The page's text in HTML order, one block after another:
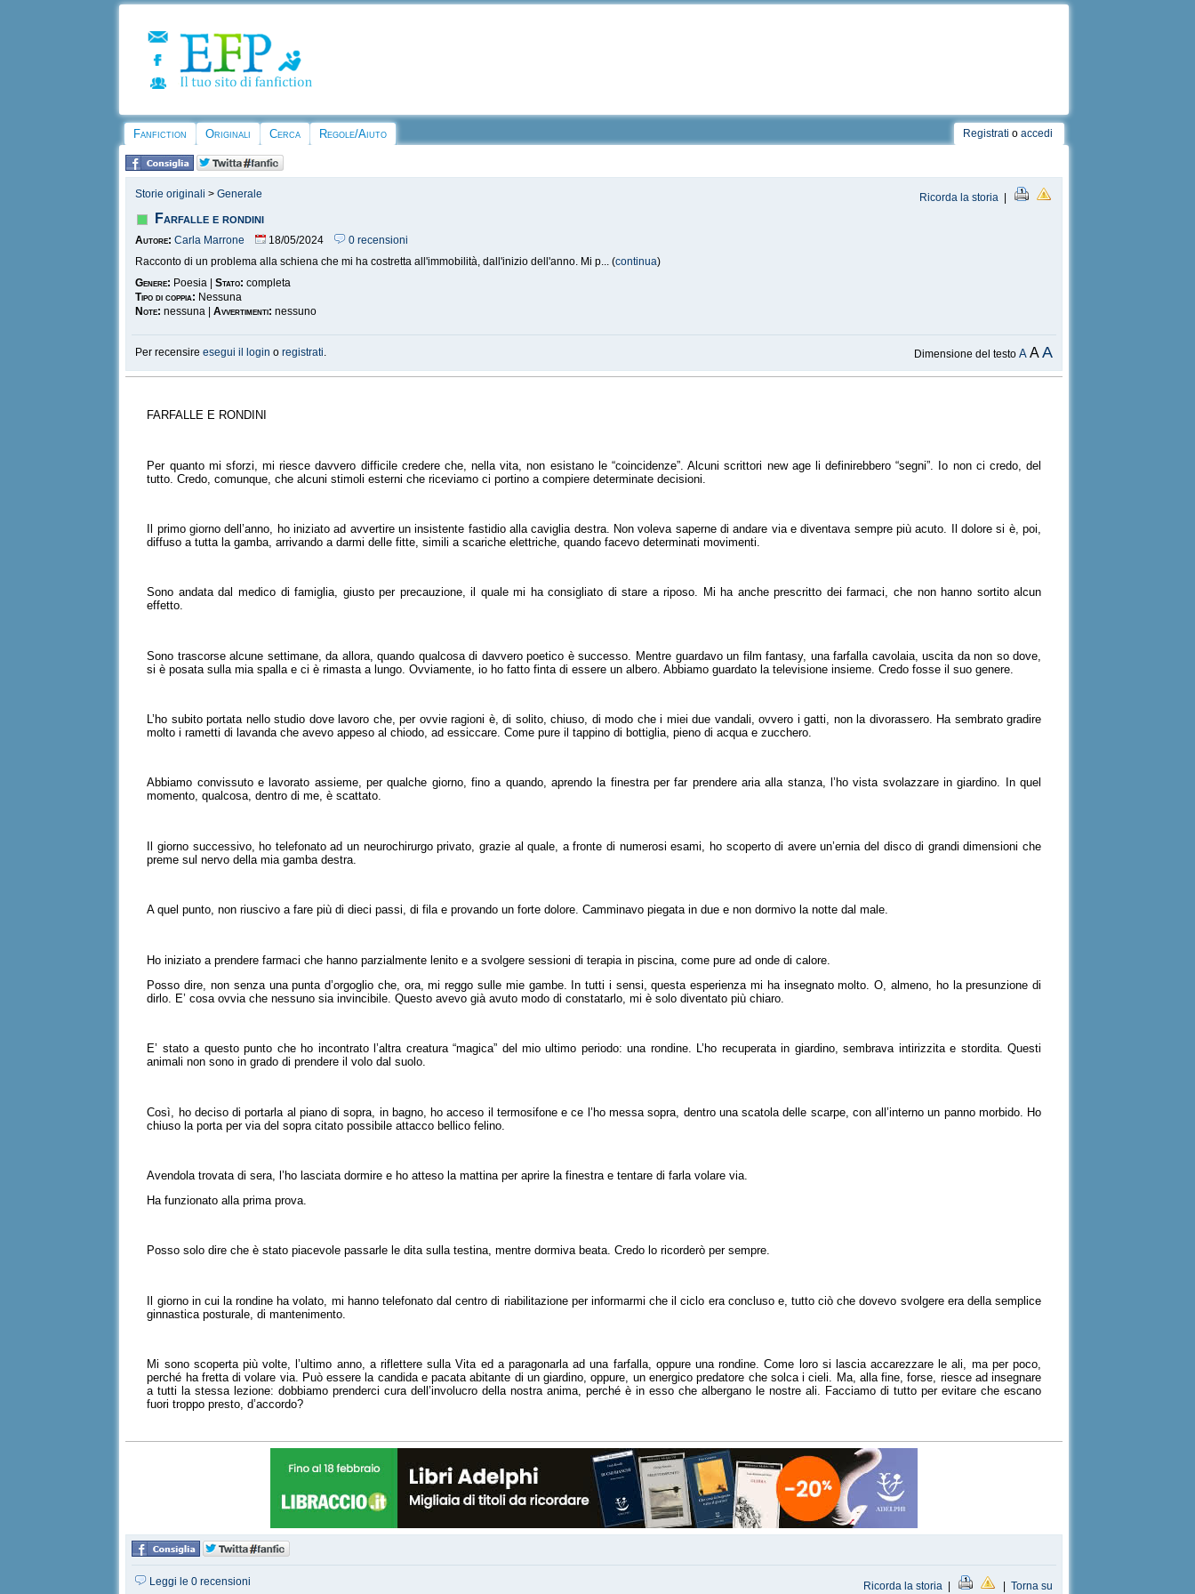
Fanfiction Originali Cerca Regole/Aiuto Registrati o accedi
Storie originali >Generale Ricorda la storia |
Farfalle e rondini
Autore: Carla Marrone 18/05/2024
0 recensioni
Racconto di un problema alla schiena che mi ha costretta all'immobilità, dall'inizio dell'anno. Mi p... (continua)
Genere: Poesia |Stato: completa
Tipo di coppia: Nessuna
Note: nessuna |Avvertimenti: nessuno
Per recensireesegui il login oregistrati. Dimensione del testoA AA
FARFALLE E RONDINI
Per quanto mi sforzi, mi riesce davvero difficile credere che, nella vita, non esistano le “coincidenze”. Alcuni scrittori new age li definirebbero “segni”. Io non ci credo, del
tutto. Credo, comunque, che alcuni stimoli esterni che riceviamo ci portino a compiere determinate decisioni.
Il primo giorno dell’anno, ho iniziato ad avvertire un insistente fastidio alla caviglia destra. Non voleva saperne di andare via e diventava sempre più acuto. Il dolore si è, poi,
diffuso a tutta la gamba, arrivando a darmi delle fitte, simili a scariche elettriche, quando facevo determinati movimenti.
Sono andata dal medico di famiglia, giusto per precauzione, il quale mi ha consigliato di stare a riposo. Mi ha anche prescritto dei farmaci, che non hanno sortito alcun
effetto.
Sono trascorse alcune settimane, da allora, quando qualcosa di davvero poetico è successo. Mentre guardavo un film fantasy, una farfalla cavolaia, uscita da non so dove,
si è posata sulla mia spalla e ci è rimasta a lungo. Ovviamente, io ho fatto finta di essere un albero. Abbiamo guardato la televisione insieme. Credo fosse il suo genere.
L’ho subito portata nello studio dove lavoro che, per ovvie ragioni è, di solito, chiuso, di modo che i miei due vandali, ovvero i gatti, non la divorassero. Ha sembrato gradire
molto i rametti di lavanda che avevo appeso al chiodo, ad essiccare. Come pure il tappino di bottiglia, pieno di acqua e zucchero.
Abbiamo convissuto e lavorato assieme, per qualche giorno, fino a quando, aprendo la finestra per far prendere aria alla stanza, l’ho vista svolazzare in giardino. In quel
momento, qualcosa, dentro di me, è scattato.
Il giorno successivo, ho telefonato ad un neurochirurgo privato, grazie al quale, a fronte di numerosi esami, ho scoperto di avere un’ernia del disco di grandi dimensioni che
preme sul nervo della mia gamba destra.
A quel punto, non riuscivo a fare più di dieci passi, di fila e provando un forte dolore. Camminavo piegata in due e non dormivo la notte dal male.
Ho iniziato a prendere farmaci che hanno parzialmente lenito e a svolgere sessioni di terapia in piscina, come pure ad onde di calore.
Posso dire, non senza una punta d’orgoglio che, ora, mi reggo sulle mie gambe. In tutti i sensi, questa esperienza mi ha insegnato molto. O, almeno, ho la presunzione di
dirlo. E’ cosa ovvia che nessuno sia invincibile. Questo avevo già avuto modo di constatarlo, mi è solo diventato più chiaro.
E’ stato a questo punto che ho incontrato l’altra creatura “magica” del mio ultimo periodo: una rondine. L’ho recuperata in giardino, sembrava intirizzita e stordita. Questi
animali non sono in grado di prendere il volo dal suolo.
Così, ho deciso di portarla al piano di sopra, in bagno, ho acceso il termosifone e ce l’ho messa sopra, dentro una scatola delle scarpe, con all’interno un panno morbido. Ho
chiuso la porta per via del sopra citato possibile attacco bellico felino.
Avendola trovata di sera, l’ho lasciata dormire e ho atteso la mattina per aprire la finestra e tentare di farla volare via.
Ha funzionato alla prima prova.
Posso solo dire che è stato piacevole passarle le dita sulla testina, mentre dormiva beata. Credo lo ricorderò per sempre.
Il giorno in cui la rondine ha volato, mi hanno telefonato dal centro di riabilitazione per informarmi che il ciclo era concluso e, tutto ciò che dovevo svolgere era della semplice
ginnastica posturale, di mantenimento.
Mi sono scoperta più volte, l’ultimo anno, a riflettere sulla Vita ed a paragonarla ad una farfalla, oppure una rondine. Come loro si lascia accarezzare le ali, ma per poco,
perché ha fretta di volare via. Può essere la candida e pacata abitante di un giardino, oppure, un energico predatore che solca i cieli. Ma, alla fine, forse, riesce ad insegnare
a tutti la stessa lezione: dobbiamo prenderci cura dell’involucro della nostra anima, perché è in esso che albergano le nostre ali. Facciamo di tutto per evitare che escano
fuori troppo presto, d’accordo?
Leggi le 0 recensioni Ricorda la storia | |Torna su